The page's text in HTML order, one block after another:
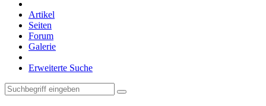
Artikel
Seiten
Forum
Galerie
Erweiterte Suche